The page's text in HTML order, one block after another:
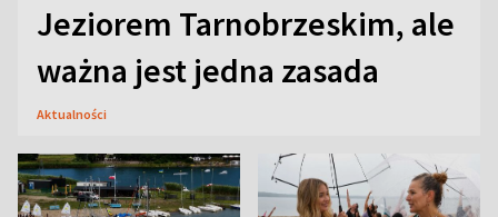
Jeziorem Tarnobrzeskim, ale
ważna jest jedna zasada
Aktualności